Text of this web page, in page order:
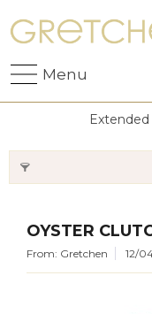
Menu
OYSTER
From: Gretchen 12/